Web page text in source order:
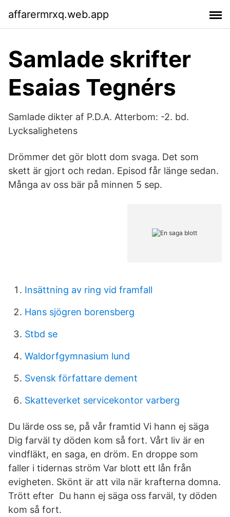
affarermrxq.web.app
Samlade skrifter
Esaias Tegnérs
Samlade dikter af P.D.A. Atterbom: -2. bd.
Lycksalighetens
Drömmer det gör blott dom svaga. Det som
skett är gjort och redan. Episod får länge sedan.
Många av oss bär på minnen 5 sep.
Insättning av ring vid framfall
Hans sjögren borensberg
Stbd se
Waldorfgymnasium lund
Svensk författare dement
Skatteverket servicekontor varberg
Du lärde oss se, på vår framtid Vi hann ej säga
Dig farväl ty döden kom så fort. Vårt liv är en
vindfläkt, en saga, en dröm. En droppe som
faller i tidernas ström Var blott ett lån från
evigheten. Skönt är att vila när krafterna domna.
Trött efter Du hann ej säga oss farväl, ty döden
kom så fort.